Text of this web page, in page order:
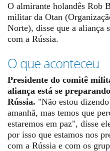
O almirante holandês Rob
militar da Otan
Norte), disse que a aliança
com a Rússia.
O que aconteceu
Presidente do comitê
aliança está se
Rússia. "Não estou
amanhã, mas temos que
estaremos em paz", disse
por isso que estamos nos
com a Rússia e com os